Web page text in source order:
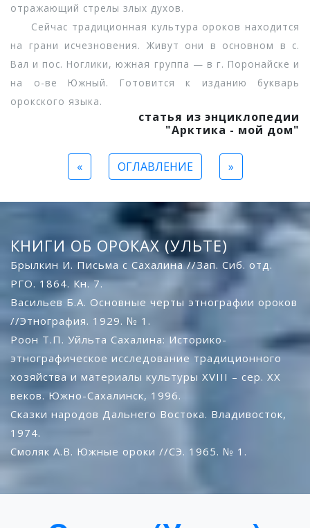
отражающий стрелы злых духов.
Сейчас традиционная культура ороков находится
на грани исчезновения. Живут они в основном в с.
Вал и пос. Ноглики, южная группа — в г. Поронайске и
на о-ве Южный. Готовится к изданию букварь
орокского языка.
статья из энциклопедии
"Арктика - мой дом"
« ОГЛАВЛЕНИЕ »
КНИГИ ОБ ОРОКАХ (УЛЬТЕ)
Брылкин И. Письма с Сахалина //Зап. Сиб. отд.
РГО. 1864. Кн. 7.
Васильев Б.А. Основные черты этнографии ороков
//Этнография. 1929. № 1.
Роон Т.П. Уйльта Сахалина: Историко-
этнографическое исследование традиционного
хозяйства и материалы культуры XVIII – сер. ХХ
веков. Южно-Сахалинск, 1996.
Сказки народов Дальнего Востока. Владивосток,
1974.
Смоляк А.В. Южные ороки //СЭ. 1965. № 1.